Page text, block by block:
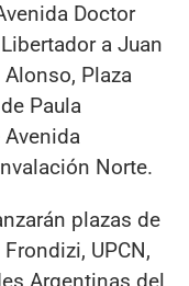
Doctor
a Juan
Plaza
Paula
Norte.
plazas de
UPCN,
Argentinas del